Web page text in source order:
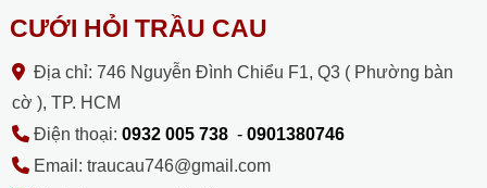
CƯỚI HỎI TRẦU CAU
Địa chỉ: 746 Nguyễn Đình Chiểu F1, Q3 ( Phường bàn
cờ ), TP. HCM
Điện thoại: 0932 005 738- 0901380746
Email: traucau746@gmail.com